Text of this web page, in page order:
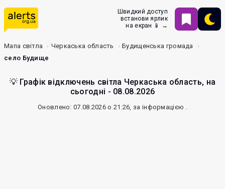
Швидкий доступ
встанови ярлик
на екран 📱 →
Мапа світла Черкаська область
Будищенська громада
село Будище
💡 Графік відключень світла Черкаська область, на
сьогодні - 08.08.2026
Оновлено: 07.08.2026 о 21:26, за інформацією .